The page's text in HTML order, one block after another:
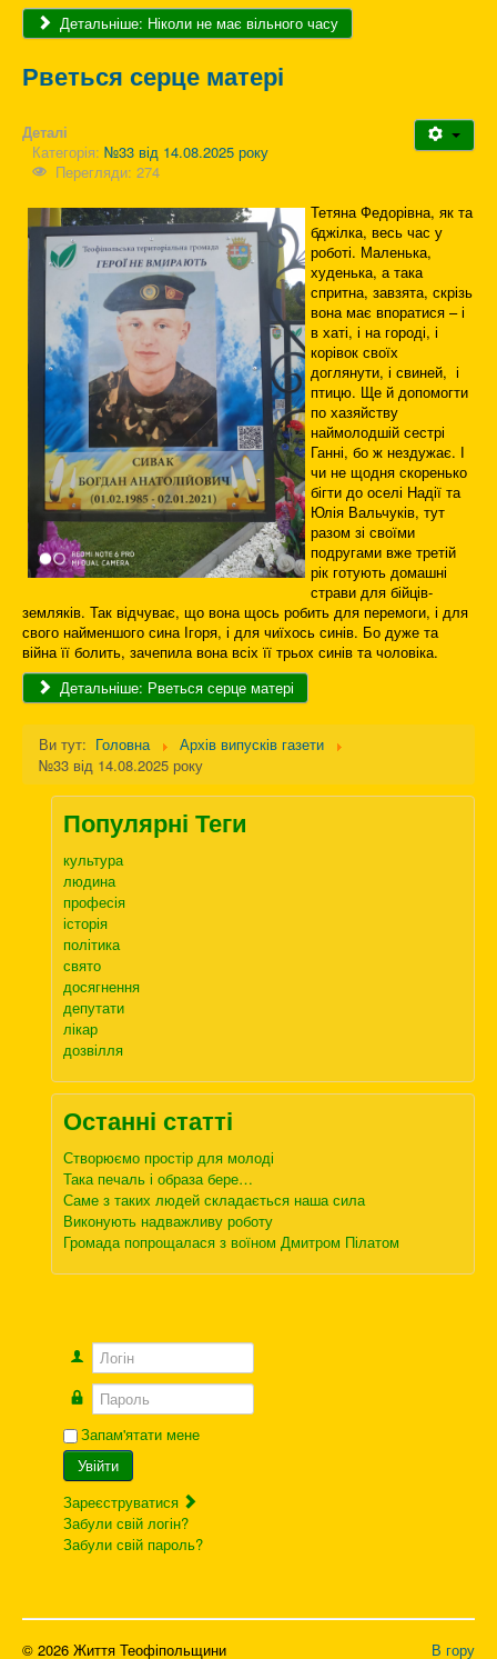
Детальніше: Ніколи не має вільного часу
Рветься серце матері
Деталі
Категорія: №33 від 14.08.2025 року
Перегляди: 274
Тетяна Федорівна, як та
бджілка, весь час у
роботі. Маленька,
худенька, а така
спритна, завзята, скрізь
вона має впоратися – і
в хаті, і на городі, і
корівок своїх
доглянути, і свиней, і
птицю. Ще й допомогти
по хазяйству
наймолодшій сестрі
Ганні, бо ж нездужає. І
чи не щодня скоренько
бігти до оселі Надії та
Юлія Вальчуків, тут
разом зі своїми
подругами вже третій
рік готують домашні
страви для бійців-
земляків. Так відчуває, що вона щось робить для перемоги, і для
свого найменшого сина Ігоря, і для чиїхось синів. Бо дуже та
війна її болить, зачепила вона всіх її трьох синів та чоловіка.
Детальніше: Рветься серце матері
Ви тут: Головна
Архів випусків газети
№33 від 14.08.2025 року
Популярні Теги
культура
людина
професія
історія
політика
свято
досягнення
депутати
лікар
дозвілля
Останні статті
Створюємо простір для молоді
Така печаль і образа бере…
Саме з таких людей складається наша сила
Виконують надважливу роботу
Громада попрощалася з воїном Дмитром Пілатом
Логін
Пароль
Запам'ятати мене
Увійти
Зареєструватися
Забули свій логін?
Забули свій пароль?
В гору
© 2026 Життя Теофіпольщини